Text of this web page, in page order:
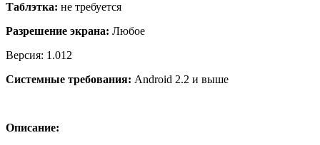
Таблэтка: не требуется
Разрешение экрана: Любое
Версия: 1.012
Системные требования: Android 2.2 и выше
Описание: